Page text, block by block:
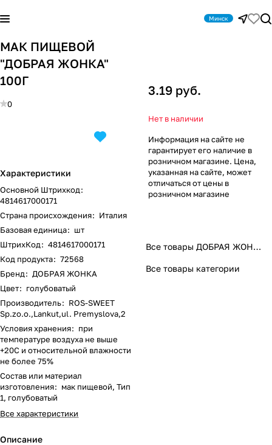
Минск
МАК ПИЩЕВОЙ
"ДОБРАЯ ЖОНКА"
100Г
0
Характеристики
Основной Штрихкод:
4814617000171
Страна происхождения: Италия
Базовая единица: шт
ШтрихКод: 4814617000171
Код продукта: 72568
Бренд: ДОБРАЯ ЖОНКА
Цвет: голубоватый
Производитель: ROS-SWEET
Sp.zo.o.,Lankut,ul. Premyslova,2
Условия хранения: при
температуре воздуха не выше
+20С и относительной влажности
не более 75%
Состав или материал
изготовления: мак пищевой, Тип
1, голубоватый
Все характеристики
Описание
3.19 руб.
Нет в наличии
Информация на сайте не
гарантирует его наличие в
розничном магазине. Цена,
указанная на сайте, может
отличаться от цены в
розничном магазине
Все товары ДОБРАЯ ЖОНКА
Все товары категории